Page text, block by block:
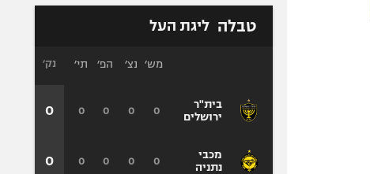
טבלה ליגת העל
בית"ר
ירושלים
מכבי
נתניה
מש׳ נצ׳ הפ׳ תי׳
0
0
0
0
0
0
0
0
נק׳
0
0